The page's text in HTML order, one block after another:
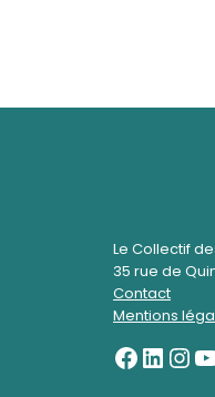
Le Collectif
35 rue de
Contact
Mentions